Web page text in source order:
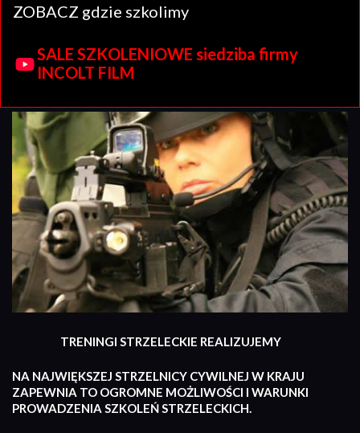
ZOBACZ gdzie szkolimy
SALE SZKOLENIOWE siedziba firmy
INCOLT FILM
TRENINGI STRZELECKIE REALIZUJEMY
NA NAJWIĘKSZEJ STRZELNICY CYWILNEJ W KRAJU
ZAPEWNIA TO OGROMNE MOŻLIWOŚCI I WARUNKI
PROWADZENIA SZKOLEŃ STRZELECKICH.